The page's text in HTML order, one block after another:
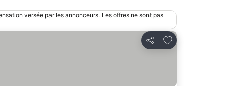
versée par les annonceurs. Les offres ne sont pas
Partager
Ajouter à mes favoris